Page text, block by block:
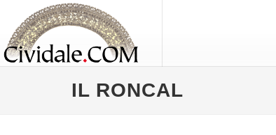
IL RONCAL